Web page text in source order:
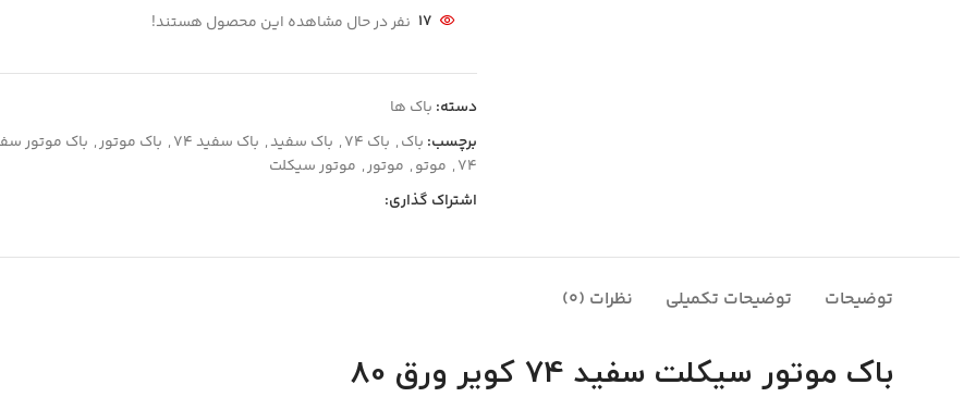
17 نفر در حال مشاهده این محصول هستند!
دسته: باک ها
برچسب: باک, باک 74 , باک سفید, باک سفید 74 , باک موتور, باک موتور
74
, موتو, موتور, موتور سیکلت
اشتراک گذاری:
توضیحات توضیحات تکمیلی نظرات (0)
باک موتور سیکلت سفید 74 کویر ورق 80